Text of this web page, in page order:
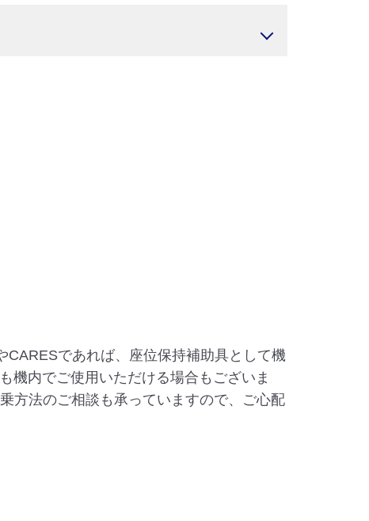
であれば、座位保持補助具として機
機内でご使用いただける場合もございま
方法のご相談も承っていますので、ご心配